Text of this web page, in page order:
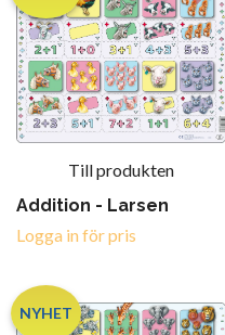
Till produkten
Addition - Larsen
Logga in för pris
NYHET